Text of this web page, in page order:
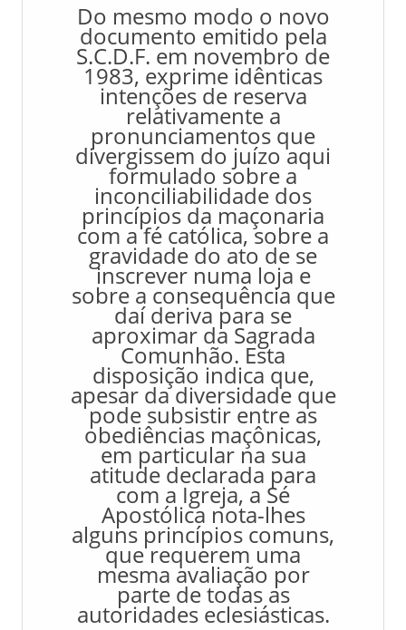
Do mesmo modo o novo
documento emitido pela
S.C.D.F. em novembro de
1983, exprime idênticas
intenções de reserva
relativamente a
pronunciamentos que
divergissem do juízo aqui
formulado sobre a
inconciliabilidade dos
princípios da maçonaria
com a fé católica, sobre a
gravidade do ato de se
inscrever numa loja e
sobre a consequência que
daí deriva para se
aproximar da Sagrada
Comunhão. Esta
disposição indica que,
apesar da diversidade que
pode subsistir entre as
obediências maçônicas,
em particular na sua
atitude declarada para
com a Igreja, a Sé
Apostólica nota-lhes
alguns princípios comuns,
que requerem uma
mesma avaliação por
parte de todas as
autoridades eclesiásticas.